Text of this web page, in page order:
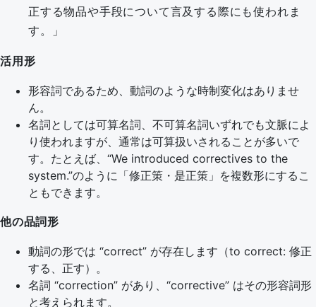
正する物品や手段について言及する際にも使われま
す。」
活用形
形容詞であるため、動詞のような時制変化はありませ
ん。
名詞としては可算名詞、不可算名詞いずれでも文脈によ
り使われますが、通常は可算扱いされることが多いで
す。たとえば、“We introduced correctives to the
system.”のように「修正策・是正策」を複数形にするこ
ともできます。
他の品詞形
動詞の形では “correct” が存在します（to correct: 修正
する、正す）。
名詞 “correction” があり、“corrective” はその形容詞形
と考えられます。